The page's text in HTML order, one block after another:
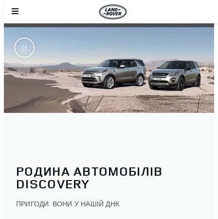
РОДИНА АВТОМОБІЛІВ
DISCOVERY
ПРИГОДИ. ВОНИ У НАШІЙ ДНК